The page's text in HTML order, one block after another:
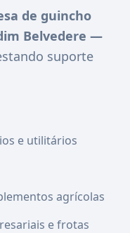
de guincho
Belvedere —
suporte
e utilitários
agrícolas
e frotas